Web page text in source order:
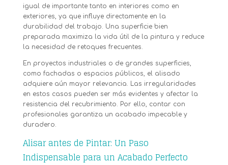
igual de importante tanto en interiores como en
exteriores, ya que influye directamente en la
durabilidad del trabajo. Una superficie bien
preparada maximiza la vida útil de la pintura y reduce
la necesidad de retoques frecuentes.
En proyectos industriales o de grandes superficies,
como fachadas o espacios públicos, el alisado
adquiere aún mayor relevancia. Las irregularidades
en estos casos pueden ser más evidentes y afectar la
resistencia del recubrimiento. Por ello, contar con
profesionales garantiza un acabado impecable y
duradero.
Alisar antes de Pintar: Un Paso
Indispensable para un Acabado Perfecto